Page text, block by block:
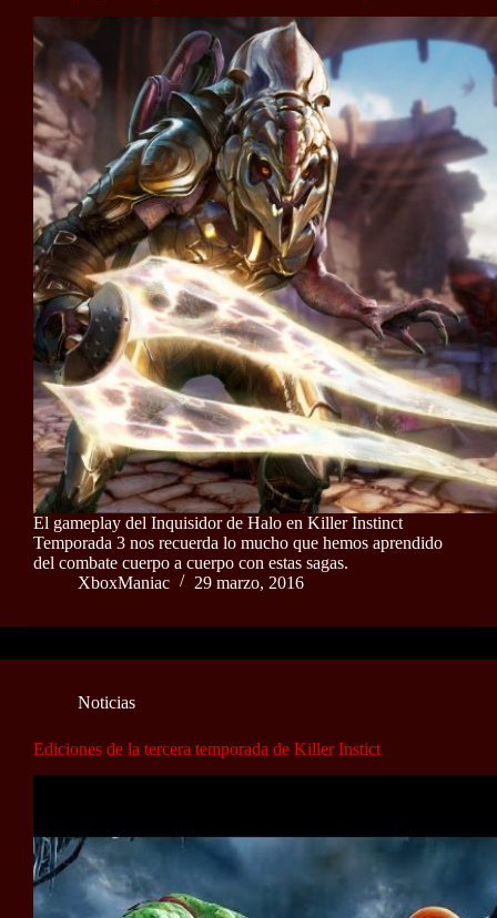
El gameplay del Inquisidor de Halo en Killer Instinct
Temporada 3 nos recuerda lo mucho que hemos aprendido
del combate cuerpo a cuerpo con estas sagas.
XboxManiac
29 marzo, 2016
Noticias
Ediciones de la tercera temporada de Killer Instict